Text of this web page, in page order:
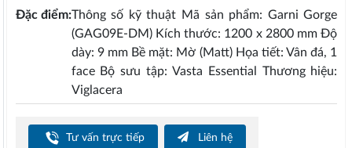
Đặc điểm:Thông số kỹ thuật Mã sản phẩm: Garni Gorge
(GAG09E-DM) Kích thước: 1200 x 2800 mm Độ
dày: 9 mm Bề mặt: Mờ (Matt) Họa tiết: Vân đá, 1
face Bộ sưu tập: Vasta Essential Thương hiệu:
Viglacera
Tư vấn trực tiếp Liên hệ